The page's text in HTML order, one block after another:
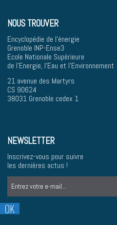
NOUS TROUVER
Encyclopédie de l'énergie
Grenoble INP-Ense3
Ecole Nationale Supérieure
de l'Energie, l'Eau et l'Environnement
21 avenue des Martyrs
CS 90624
38031 Grenoble cedex 1
NEWSLETTER
Inscrivez-vous pour suivre
les dernières actus !